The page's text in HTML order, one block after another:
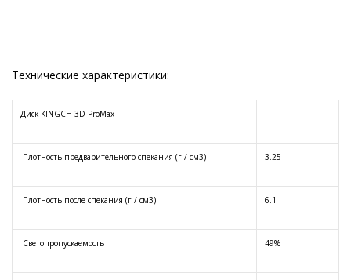
Технические характеристики:
Диск KINGCH 3D ProMax
Плотность предварительного спекания (г / см3) 3.25
Плотность после спекания (г / см3) 6.1
Светопропускаемость 49%